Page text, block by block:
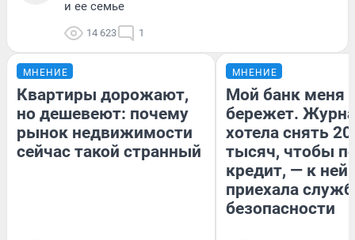
и ее семье
14 623 1
МНЕНИЕ
Квартиры дорожают,
но дешевеют: почему
рынок недвижимости
сейчас такой странный
МНЕНИЕ
Мой банк меня
бережет.
хотела снять
тысяч, чтобы
кредит, — к
приехала
безопасности